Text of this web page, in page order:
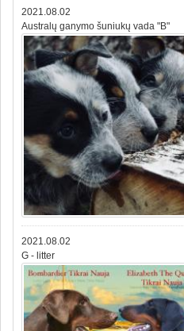
2021.08.02
Australų ganymo šuniukų vada "B"
2021.08.02
G - litter